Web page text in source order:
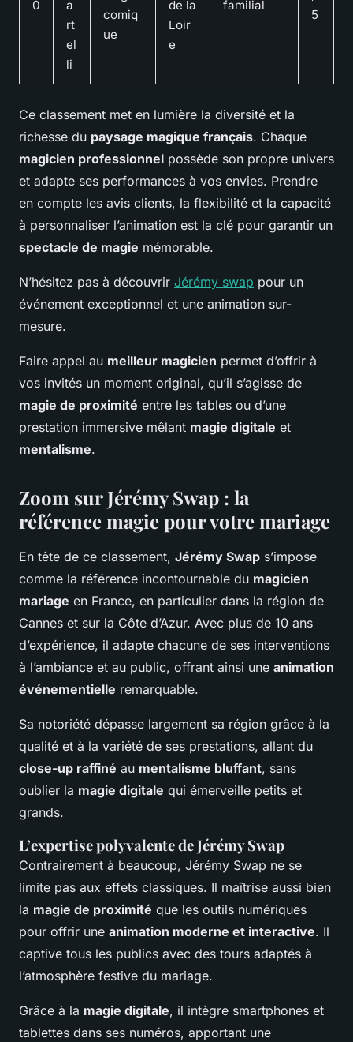
0
a
rt
el
li
comiq
ue
de la
Loir
e
familial
5
Ce classement met en lumière la diversité et la
richesse du paysage magique français. Chaque
magicien professionnel possède son propre univers
et adapte ses performances à vos envies. Prendre
en compte les avis clients, la flexibilité et la capacité
à personnaliser l’animation est la clé pour garantir un
spectacle de magie mémorable.
N’hésitez pas à découvrir Jérémy swap pour un
événement exceptionnel et une animation sur-
mesure.
Faire appel au meilleur magicien permet d’offrir à
vos invités un moment original, qu’il s’agisse de
magie de proximité entre les tables ou d’une
prestation immersive mêlant magie digitale et
mentalisme.
Zoom sur Jérémy Swap : la
référence magie pour votre mariage
En tête de ce classement, Jérémy Swap s’impose
comme la référence incontournable du magicien
mariage en France, en particulier dans la région de
Cannes et sur la Côte d’Azur. Avec plus de 10 ans
d’expérience, il adapte chacune de ses interventions
à l’ambiance et au public, offrant ainsi une animation
événementielle remarquable.
Sa notoriété dépasse largement sa région grâce à la
qualité et à la variété de ses prestations, allant du
close-up raffiné au mentalisme bluffant, sans
oublier la magie digitale qui émerveille petits et
grands.
L’expertise polyvalente de Jérémy Swap
Contrairement à beaucoup, Jérémy Swap ne se
limite pas aux effets classiques. Il maîtrise aussi bien
la magie de proximité que les outils numériques
pour offrir une animation moderne et interactive. Il
captive tous les publics avec des tours adaptés à
l’atmosphère festive du mariage.
Grâce à la magie digitale, il intègre smartphones et
tablettes dans ses numéros, apportant une